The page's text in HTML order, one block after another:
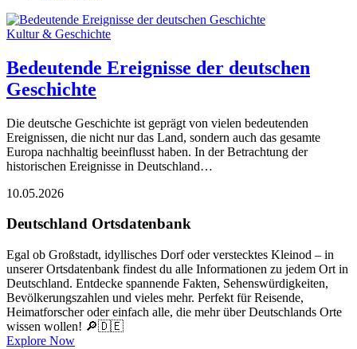
Kultur & Geschichte
Bedeutende Ereignisse der deutschen
Geschichte
Die deutsche Geschichte ist geprägt von vielen bedeutenden
Ereignissen, die nicht nur das Land, sondern auch das gesamte
Europa nachhaltig beeinflusst haben. In der Betrachtung der
historischen Ereignisse in Deutschland…
10.05.2026
Deutschland Ortsdatenbank
Egal ob Großstadt, idyllisches Dorf oder verstecktes Kleinod – in
unserer Ortsdatenbank findest du alle Informationen zu jedem Ort in
Deutschland. Entdecke spannende Fakten, Sehenswürdigkeiten,
Bevölkerungszahlen und vieles mehr. Perfekt für Reisende,
Heimatforscher oder einfach alle, die mehr über Deutschlands Orte
wissen wollen! 🔎🇩🇪
Explore Now